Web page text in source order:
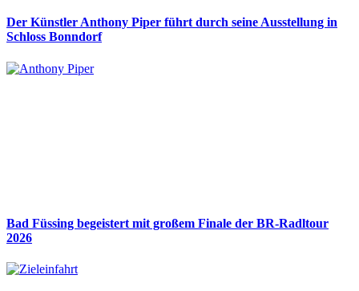
Der Künstler Anthony Piper führt durch seine Ausstellung in
Schloss Bonndorf
Bad Füssing begeistert mit großem Finale der BR-Radltour
2026